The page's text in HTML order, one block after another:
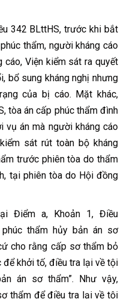
342 BLttHS, trước khi bắt
thẩm, người kháng cáo
cáo, Viện kiểm sát ra quyết
bổ sung kháng nghị nhưng
của bị cáo. Mặt khác,
tòa án cấp phúc thẩm đình
án mà người kháng cáo
sát rút toàn bộ kháng
trước phiên tòa do thẩm
tại phiên tòa do Hội đồng
a, Khoản 1, Điều
thẩm hủy bản án sơ
cho rằng cấp sơ thẩm bỏ
khởi tố, điều tra lại về tội
án sơ thẩm”. Như vậy,
thẩm để điều tra lại về tội